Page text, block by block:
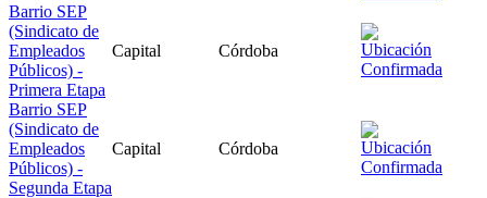
Barrio SEP
(Sindicato de
Empleados
Públicos) -
Primera Etapa
Capital Córdoba
Barrio SEP
(Sindicato de
Empleados
Públicos) -
Segunda Etapa
Capital Córdoba